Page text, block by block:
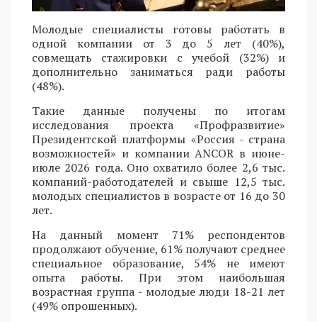
Молодые специалисты готовы работать в
одной компании от 3 до 5 лет (40%),
совмещать стажировки с учебой (32%) и
дополнительно заниматься ради работы
(48%).
Такие данные получены по итогам
исследования проекта «Профразвитие»
Президентской платформы «Россия - страна
возможностей» и компании ANCOR в июне-
июле 2026 года. Оно охватило более 2,6 тыс.
компаний-работодателей и свыше 12,5 тыс.
молодых специалистов в возрасте от 16 до 30
лет.
На данный момент 71% респондентов
продолжают обучение, 61% получают среднее
специальное образование, 54% не имеют
опыта работы. При этом наибольшая
возрастная группа - молодые люди 18-21 лет
(49% опрошенных).